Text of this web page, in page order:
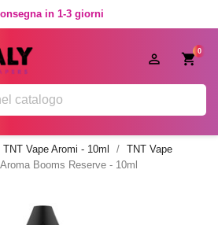
in 1-3 giorni
0

TNT Vape Aromi - 10ml
TNT Vape
Booms Reserve - 10ml